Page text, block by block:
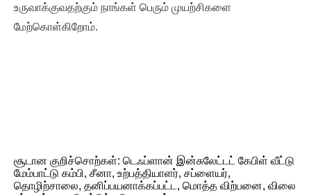
உருவாக்குவதற்கும் நாங்கள் பெரும் முயற்சிகளை
மேற்கொள்கிறோம்.
சூடான குறிச்சொற்கள்: டெஃப்ளான் இன்சுலேட்டட் கேபிள் வீட்டு
மேம்பாட்டு கம்பி, சீனா, உற்பத்தியாளர், சப்ளையர்,
தொழிற்சாலை, தனிப்பயனாக்கப்பட்ட, மொத்த விற்பனை, விலை